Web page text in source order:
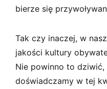
bierze się
Tak czy inaczej, w
jakości kultury
Nie powinno to dziwić,
doświadczamy w tej